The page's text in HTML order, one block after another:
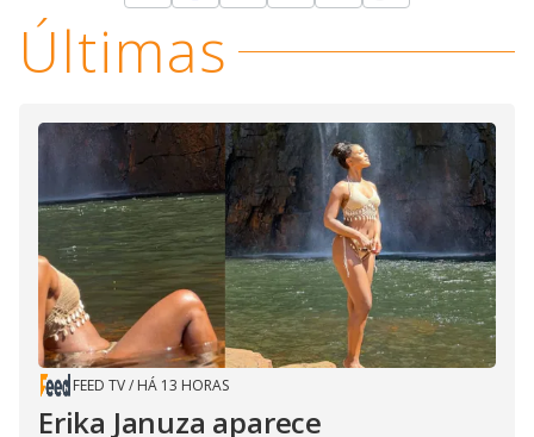
Últimas
FEED TV/ HÁ 13 HORAS
Erika Januza aparece